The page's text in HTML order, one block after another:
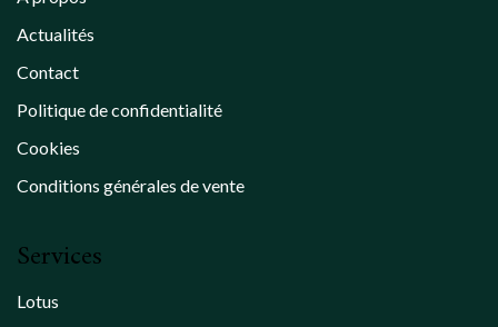
Actualités
Contact
Politique de confidentialité
Cookies
Conditions générales de vente
Services
Lotus